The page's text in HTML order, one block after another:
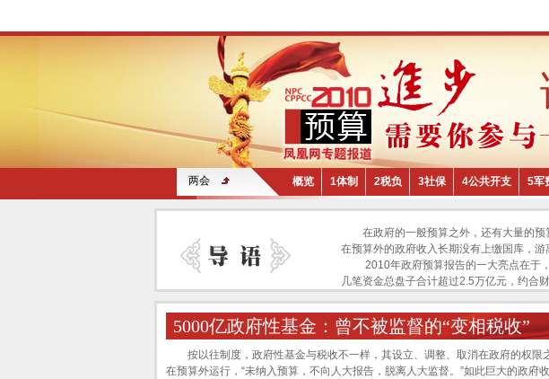
两会 概览 1体制 2税负 3社保 4公共开支 5军
在政府的一般预算之外，还有大量的预
在预算外的政府收入长期没有上缴国库，
2010年政府预算报告的一大亮点在于，
几笔资金总盘子合计超过2.5万亿元，约合
5000亿政府性基金：曾不被监督的“变相税收”
按以往制度，政府性基金与税收不一样，其设立、调整、取消在政府的权限
在预算外运行，“未纳入预算，不向人大报告，脱离人大监督。”如此巨大的政府